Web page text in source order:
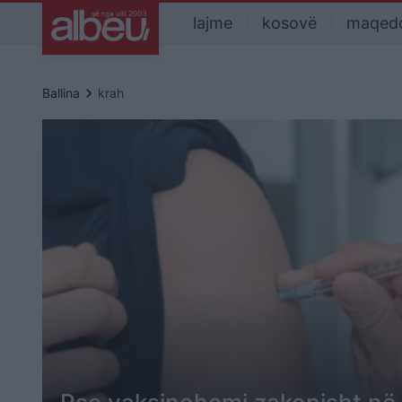
lajme kosovë
Ballina keyboard_arrow_right krah